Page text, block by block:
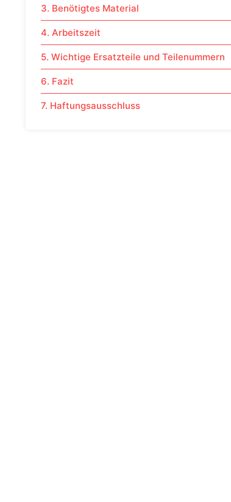
3. Benötigtes Material
4. Arbeitszeit
5. Wichtige Ersatzteile und Teilenummern
6. Fazit
7. Haftungsausschluss